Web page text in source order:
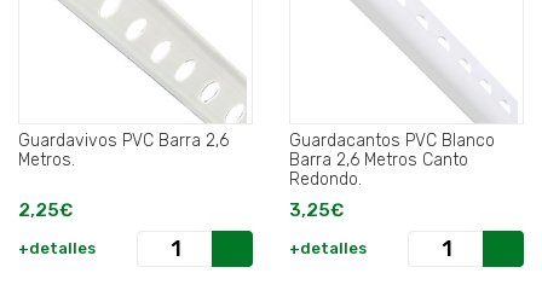
Guardavivos PVC Barra 2,6
Metros.
2,25€
+detalles
Guardacantos PVC Blanco
Barra 2,6 Metros Canto
Redondo.
3,25€
+detalles